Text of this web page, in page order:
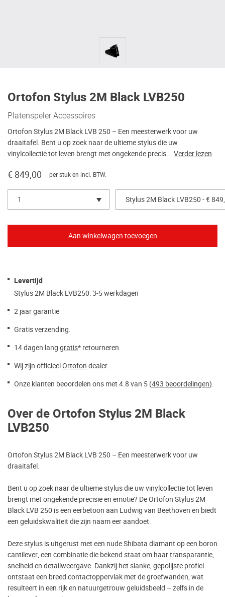
Ortofon Stylus 2M Black LVB250
Platenspeler Accessoires
Ortofon Stylus 2M Black LVB 250 – Een meesterwerk voor uw
draaitafel. Bent u op zoek naar de ultieme stylus die uw
vinylcollectie tot leven brengt met ongekende precis... Verder lezen
€ 849,00 per stuk en incl. BTW.
1 Stylus 2M Black LVB250 - €
Levertijd
Stylus 2M Black LVB250: 3-5 werkdagen
2 jaar garantie
Gratis verzending.
14 dagen lang gratis* retourneren.
Wij zijn officieelOrtofon dealer.
Onze klanten beoordelen ons met 4.8 van 5 (493 beoordelingen).
Over de Ortofon Stylus 2M Black
LVB250
Ortofon Stylus 2M Black LVB 250 – Een meesterwerk voor uw
draaitafel.
Bent u op zoek naar de ultieme stylus die uw vinylcollectie tot leven
brengt met ongekende precisie en emotie? De Ortofon Stylus 2M
Black LVB 250 is een eerbetoon aan Ludwig van Beethoven en biedt
een geluidskwaliteit die zijn naam eer aandoet.
Deze stylus is uitgerust met een nude Shibata diamant op een boron
cantilever, een combinatie die bekend staat om haar transparantie,
snelheid en detailweergave. Dankzij het slanke, gepolijste profiel
ontstaat een breed contactoppervlak met de groefwanden, wat
resulteert in een rijk en natuurgetrouw geluidsbeeld – zelfs in de